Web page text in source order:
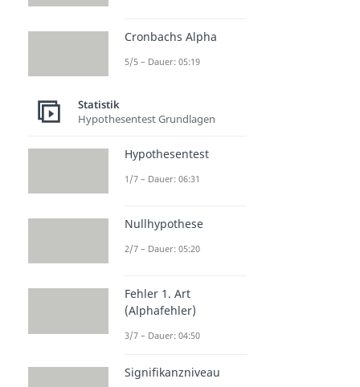
Cronbachs Alpha
5/5 – Dauer: 05:19
Statistik
Hypothesentest Grundlagen
Hypothesentest
1/7 – Dauer: 06:31
Nullhypothese
2/7 – Dauer: 05:20
Fehler 1. Art
(Alphafehler)
3/7 – Dauer: 04:50
Signifikanzniveau